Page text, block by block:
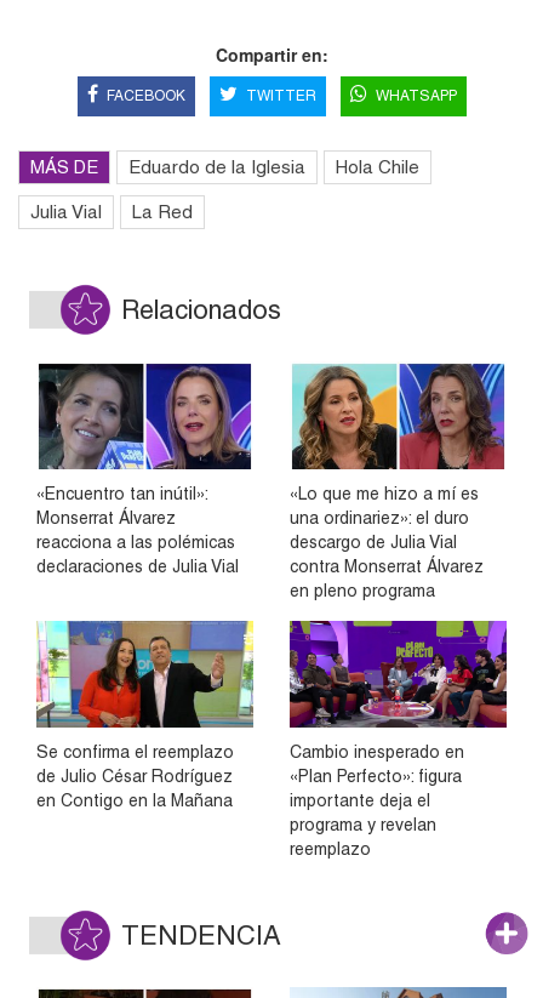
Compartir en:
FACEBOOK TWITTER WHATSAPP
MÁS DE Eduardo de la Iglesia Hola Chile
Julia Vial La Red
Relacionados
«Encuentro tan inútil»:
Monserrat Álvarez
reacciona a las polémicas
declaraciones de Julia Vial
«Lo que me hizo a mí es
una ordinariez»: el duro
descargo de Julia Vial
contra Monserrat Álvarez
en pleno programa
Se confirma el reemplazo
de Julio César Rodríguez
en Contigo en la Mañana
Cambio inesperado en
«Plan Perfecto»: figura
importante deja el
programa y revelan
reemplazo
TENDENCIA